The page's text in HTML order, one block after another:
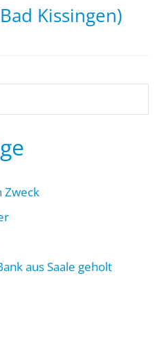
Kissingen)
Zweck
aus Saale geholt